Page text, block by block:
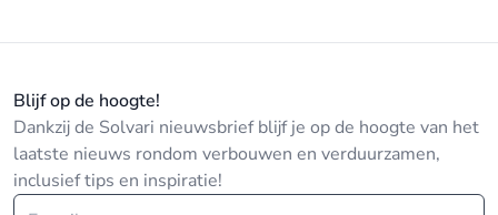
Blijf op de hoogte!
Dankzij de Solvari nieuwsbrief blijf je op de hoogte van het
laatste nieuws rondom verbouwen en verduurzamen,
inclusief tips en inspiratie!